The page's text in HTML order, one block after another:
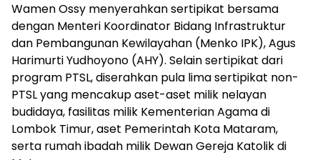
Wamen Ossy menyerahkan sertipikat bersama
dengan Menteri Koordinator Bidang Infrastruktur
dan Pembangunan Kewilayahan (Menko IPK), Agus
Harimurti Yudhoyono (AHY). Selain sertipikat dari
program PTSL, diserahkan pula lima sertipikat non-
PTSL yang mencakup aset-aset milik nelayan
budidaya, fasilitas milik Kementerian Agama di
Lombok Timur, aset Pemerintah Kota Mataram,
serta rumah ibadah milik Dewan Gereja Katolik di